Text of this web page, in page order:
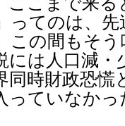
ってのは、
この間もそ
には人口減
同時財政恐
っていなかっ